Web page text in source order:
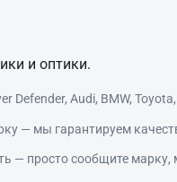
и оптики.
Audi, BMW,
— мы гарантируем
— просто сообщите марку,